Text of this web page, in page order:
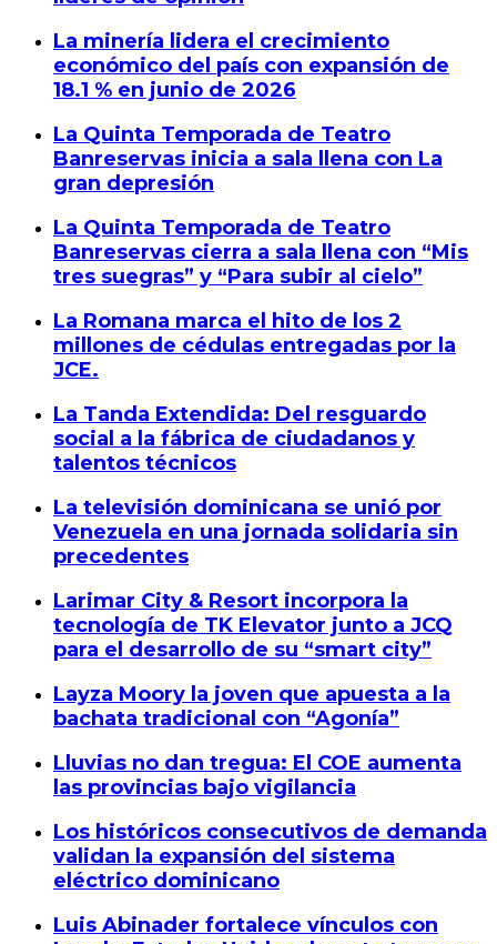
La minería lidera el crecimiento
económico del país con expansión de
18.1 % en junio de 2026
La Quinta Temporada de Teatro
Banreservas inicia a sala llena con La
gran depresión
La Quinta Temporada de Teatro
Banreservas cierra a sala llena con “Mis
tres suegras” y “Para subir al cielo”
La Romana marca el hito de los 2
millones de cédulas entregadas por la
JCE.
La Tanda Extendida: Del resguardo
social a la fábrica de ciudadanos y
talentos técnicos
La televisión dominicana se unió por
Venezuela en una jornada solidaria sin
precedentes
Larimar City & Resort incorpora la
tecnología de TK Elevator junto a JCQ
para el desarrollo de su “smart city”
Layza Moory la joven que apuesta a la
bachata tradicional con “Agonía”
Lluvias no dan tregua: El COE aumenta
las provincias bajo vigilancia
Los históricos consecutivos de demanda
validan la expansión del sistema
eléctrico dominicano
Luis Abinader fortalece vínculos con